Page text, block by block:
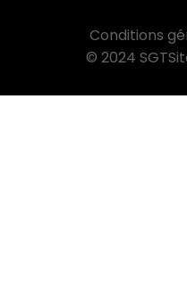
Conditions
© 2024 SGT